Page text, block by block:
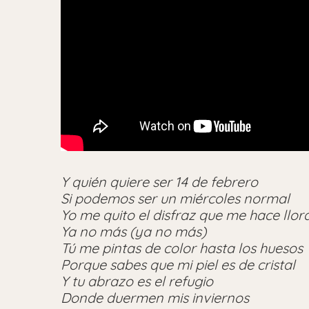
Y quién quiere ser 14 de febrero
Si podemos ser un miércoles normal
Yo me quito el disfraz que me hace
Ya no más (ya no más)
Tú me pintas de color hasta los huesos
Porque sabes que mi piel es de cristal
Y tu abrazo es el refugio
Donde duermen mis inviernos